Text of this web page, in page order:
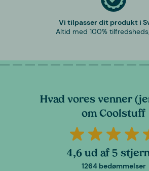
Vi tilpasser dit produkt i
Altid med 100%
Hvad vores venner
om Coolstuff
4,6 ud af 5
1264 bedømmelser